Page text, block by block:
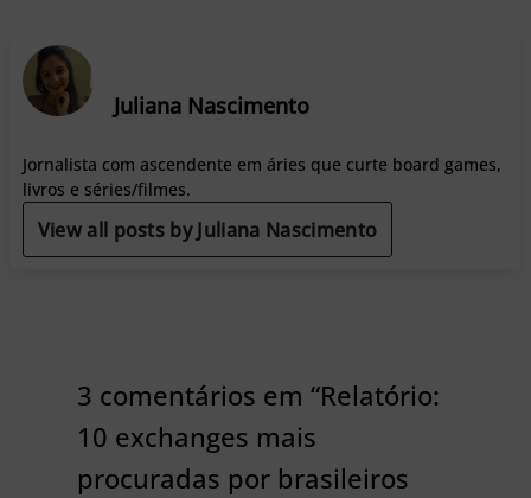
Juliana Nascimento
Jornalista com ascendente em áries que curte board games,
livros e séries/filmes.
View all posts by Juliana Nascimento
3 comentários em “Relatório:
10 exchanges mais
procuradas por brasileiros